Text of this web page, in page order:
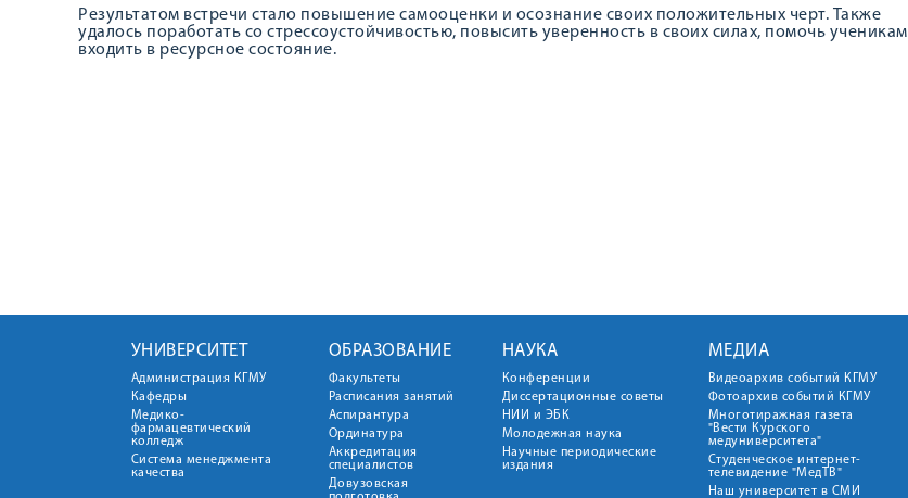
Результатом встречи стало повышение самооценки и осознание своих положительных черт. Также
удалось поработать со стрессоустойчивостью, повысить уверенность в своих силах, помочь ученикам
входить в ресурсное состояние.
УНИВЕРСИТЕТ
Администрация КГМУ
Кафедры
Медико-
фармацевтический
колледж
Система менеджмента
качества
ОБРАЗОВАНИЕ
Факультеты
Расписания занятий
Аспирантура
Ординатура
Аккредитация
специалистов
Довузовская
НАУКА
Конференции
Диссертационные советы
НИИ и ЭБК
Молодежная наука
Научные периодические
издания
МЕДИА
Видеоархив событий КГМУ
Фотоархив событий КГМУ
Многотиражная газета
"Вести Курского
медуниверситета"
Студенческое интернет-
телевидение "МедТВ"
Наш университет в СМИ